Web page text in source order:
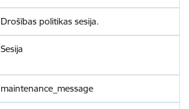
Drošības politikas sesija.
Sesija
maintenance_message